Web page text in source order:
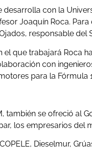
desarrolla con la
Joaquín Roca.
responsable del
el que trabajará Roca
con
para la Fórmula
también se ofreció al
los empresarios del
COPELE, Dieselmur,